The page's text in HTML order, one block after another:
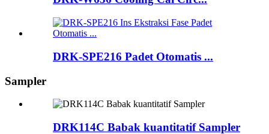
DRK-SPE216 Padet Otomatis ...
Sampler
DRK114C Babak kuantitatif Sampler